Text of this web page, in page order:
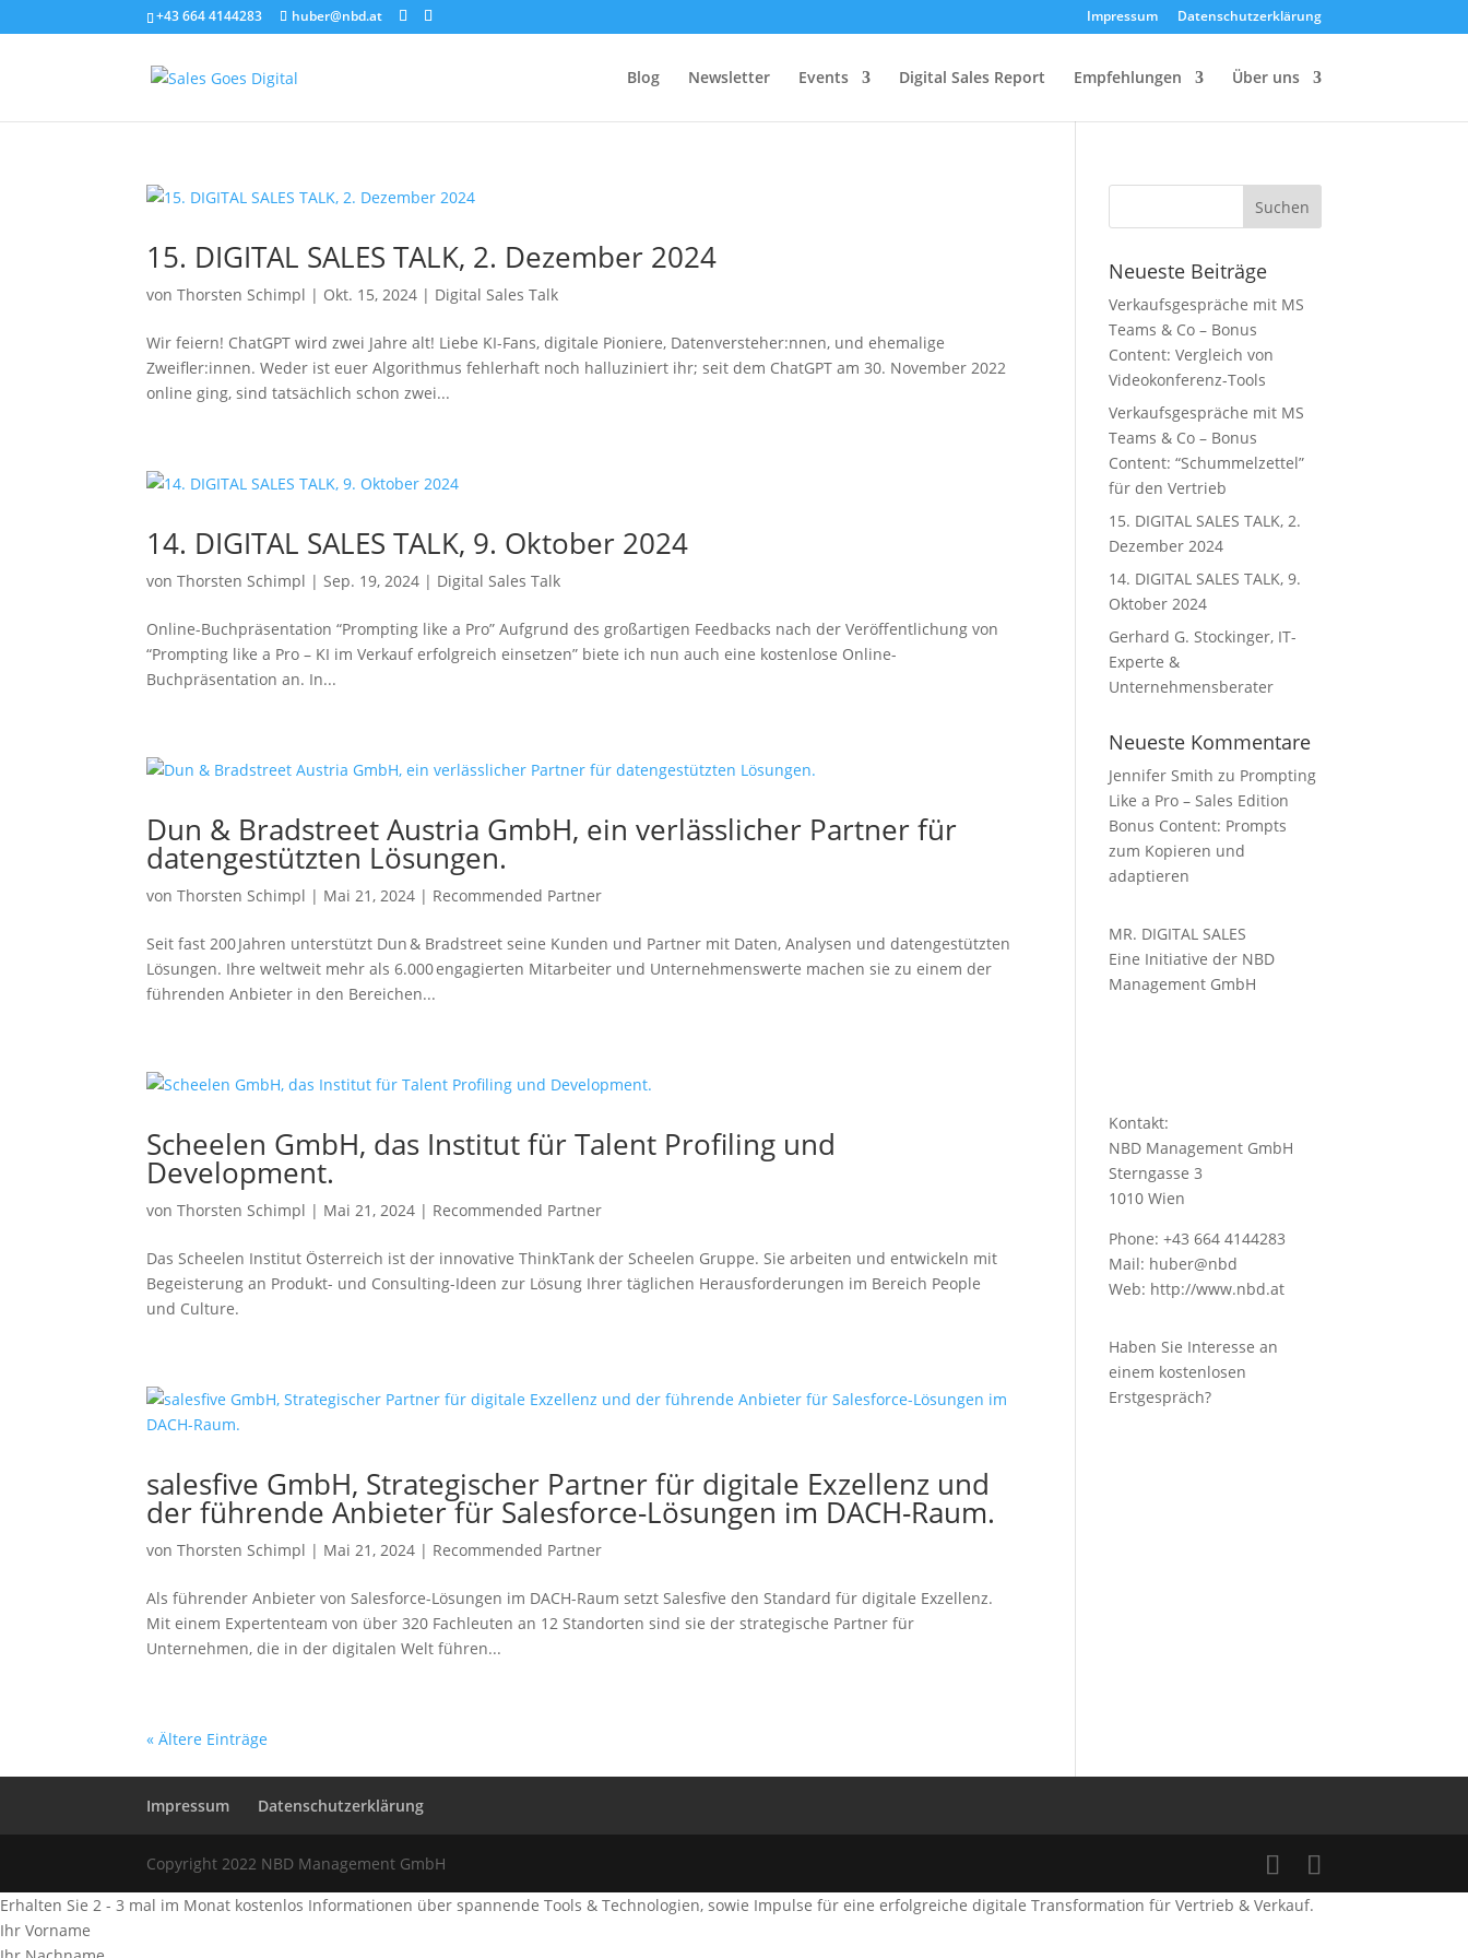
+43 664 4144283 huber@nbd.at Impressum Datenschutzerklärung
Blog Newsletter Events Digital Sales Report Empfehlungen Über uns
15. DIGITAL SALES TALK, 2. Dezember 2024
vonThorsten Schimpl | Okt. 15, 2024 | Digital Sales Talk
Wir feiern! ChatGPT wird zwei Jahre alt! Liebe KI-Fans, digitale Pioniere, Datenversteher:nnen, und ehemalige
Zweifler:innen. Weder ist euer Algorithmus fehlerhaft noch halluziniert ihr; seit dem ChatGPT am 30. November 2022
online ging, sind tatsächlich schon zwei...
14. DIGITAL SALES TALK, 9. Oktober 2024
vonThorsten Schimpl |Sep. 19, 2024 | Digital Sales Talk
Online-Buchpräsentation “Prompting like a Pro” Aufgrund des großartigen Feedbacks nach der Veröffentlichung von
“Prompting like a Pro – KI im Verkauf erfolgreich einsetzen” biete ich nun auch eine kostenlose Online-
Buchpräsentation an. In...
Dun & Bradstreet Austria GmbH, ein verlässlicher Partner für
datengestützten Lösungen.
vonThorsten Schimpl | Mai 21, 2024 | Recommended Partner
Seit fast 200 Jahren unterstützt Dun & Bradstreet seine Kunden und Partner mit Daten, Analysen und datengestützten
Lösungen. Ihre weltweit mehr als 6.000 engagierten Mitarbeiter und Unternehmenswerte machen sie zu einem der
führenden Anbieter in den Bereichen...
Scheelen GmbH, das Institut für Talent Profiling und
Development.
vonThorsten Schimpl | Mai 21, 2024 | Recommended Partner
Das Scheelen Institut Österreich ist der innovative ThinkTank der Scheelen Gruppe. Sie arbeiten und entwickeln mit
Begeisterung an Produkt- und Consulting-Ideen zur Lösung Ihrer täglichen Herausforderungen im Bereich People
und Culture.
salesfive GmbH, Strategischer Partner für digitale Exzellenz und
der führende Anbieter für Salesforce-Lösungen im DACH-Raum.
vonThorsten Schimpl | Mai 21, 2024 | Recommended Partner
Als führender Anbieter von Salesforce-Lösungen im DACH-Raum setzt Salesfive den Standard für digitale Exzellenz.
Mit einem Expertenteam von über 320 Fachleuten an 12 Standorten sind sie der strategische Partner für
Unternehmen, die in der digitalen Welt führen...
« Ältere Einträge
Neueste Beiträge
Verkaufsgespräche mit MS
Teams & Co – Bonus
Content: Vergleich von
Videokonferenz-Tools
Verkaufsgespräche mit MS
Teams & Co – Bonus
Content: “Schummelzettel”
für den Vertrieb
15. DIGITAL SALES TALK, 2.
Dezember 2024
14. DIGITAL SALES TALK, 9.
Oktober 2024
Gerhard G. Stockinger, IT-
Experte &
Unternehmensberater
Neueste Kommentare
Jennifer Smith zu Prompting
Like a Pro – Sales Edition
Bonus Content: Prompts
zum Kopieren und
adaptieren
MR. DIGITAL SALES
Eine Initiative der NBD
Management GmbH
Kontakt:
NBD Management GmbH
Sterngasse 3
1010 Wien
Phone: +43 664 4144283
Mail: huber@nbd
Web: http://www.nbd.at
Haben Sie Interesse an
einem kostenlosen
Erstgespräch?
Impressum Datenschutzerklärung
Copyright 2022 NBD Management GmbH
Erhalten Sie 2 - 3 mal im Monat kostenlos Informationen über spannende Tools & Technologien, sowie Impulse für eine erfolgreiche digitale Transformation für Vertrieb & Verkauf.
Ihr Vorname